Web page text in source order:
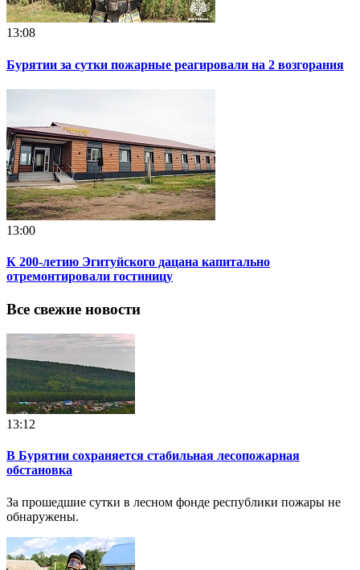
13:08
Бурятии за сутки пожарные реагировали на 2 возгорания
13:00
К 200-летию Эгитуйского дацана капитально
отремонтировали гостиницу
Все свежие новости
13:12
В Бурятии сохраняется стабильная лесопожарная
обстановка
За прошедшие сутки в лесном фонде республики пожары не
обнаружены.